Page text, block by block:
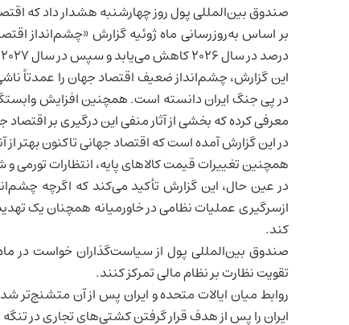
صندوق بین‌المللی پول روز چهارشنبه هشدار داد که
درصد در سال ۲۰۲۶ کاهش می‌یابد و سپس در سال ۲۰۲۷ دوباره به ۳/۴ درصد خواهد رسید.
این گزارش، چشم‌انداز ضعیف اقتصاد جهان را عمدتاً
در پی جنگایراندانسته است. همچنین افزایش
معرفی کرده که بخشی از آثار منفی این درگیری بر اقتصاد
در این گزارش آمده است که اقتصاد جهانی تاکنون
همچنین تغییرات قیمت کالاهای پایه، انتظارات تورمی
در عین حال، این گزارش تأکید می‌کند که اگرچه
ازسرگیری عملیات نظامی در خاورمیانه همچنان یک
کند.
صندوق بین‌المللی پول از سیاست‌گذاران خواست در
تقویت نظارت بر نظام مالی تمرکز کنند.
روابط میان ایالات متحدهو ایران پس از آن متشنج‌تر
ایران را پس از هدف قرار گرفتن کشتی‌های تجاری در